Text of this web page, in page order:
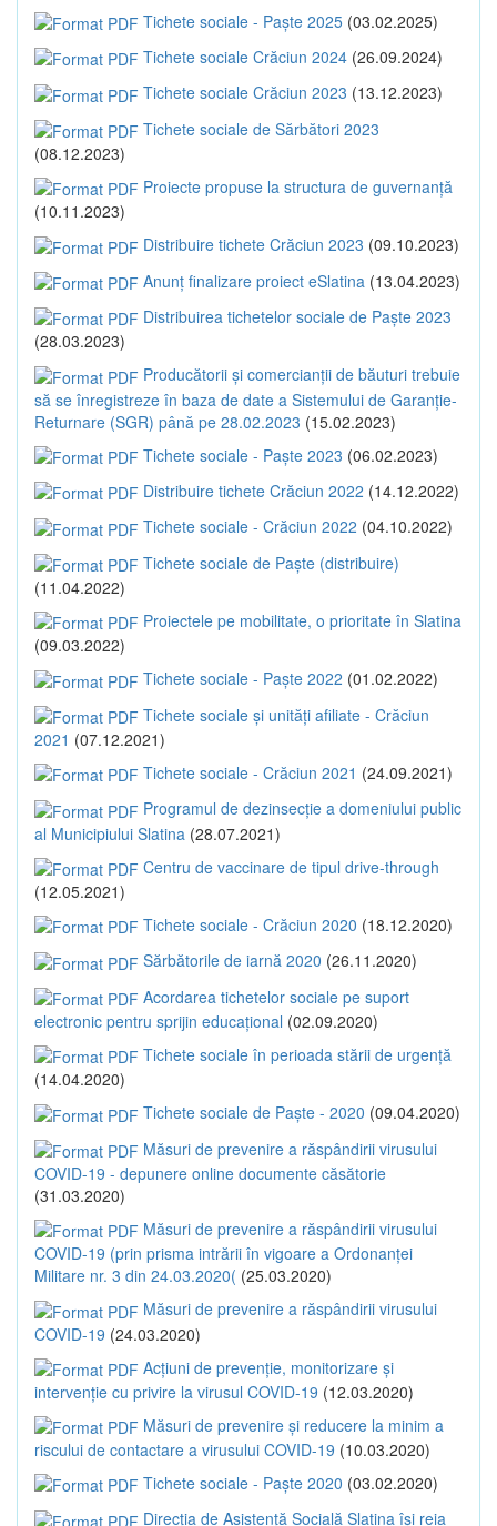
Tichete sociale - Paște 2025 (03.02.2025)
Tichete sociale Crăciun 2024 (26.09.2024)
Tichete sociale Crăciun 2023 (13.12.2023)
Tichete sociale de Sărbători 2023
(08.12.2023)
Proiecte propuse la structura de guvernanță
(10.11.2023)
Distribuire tichete Crăciun 2023 (09.10.2023)
Anunț finalizare proiect eSlatina (13.04.2023)
Distribuirea tichetelor sociale de Paște 2023
(28.03.2023)
Producătorii și comercianții de băuturi trebuie
să se înregistreze în baza de date a Sistemului de Garanție-
Returnare (SGR) până pe 28.02.2023 (15.02.2023)
Tichete sociale - Paște 2023 (06.02.2023)
Distribuire tichete Crăciun 2022 (14.12.2022)
Tichete sociale - Crăciun 2022 (04.10.2022)
Tichete sociale de Paște (distribuire)
(11.04.2022)
Proiectele pe mobilitate, o prioritate în Slatina
(09.03.2022)
Tichete sociale - Paște 2022 (01.02.2022)
Tichete sociale și unități afiliate - Crăciun
2021 (07.12.2021)
Tichete sociale - Crăciun 2021 (24.09.2021)
Programul de dezinsecție a domeniului public
al Municipiului Slatina (28.07.2021)
Centru de vaccinare de tipul drive-through
(12.05.2021)
Tichete sociale - Crăciun 2020 (18.12.2020)
Sărbătorile de iarnă 2020 (26.11.2020)
Acordarea tichetelor sociale pe suport
electronic pentru sprijin educațional (02.09.2020)
Tichete sociale în perioada stării de urgență
(14.04.2020)
Tichete sociale de Paște - 2020 (09.04.2020)
Măsuri de prevenire a răspândirii virusului
COVID-19 - depunere online documente căsătorie
(31.03.2020)
Măsuri de prevenire a răspândirii virusului
COVID-19 (prin prisma intrării în vigoare a Ordonanței
Militare nr. 3 din 24.03.2020( (25.03.2020)
Măsuri de prevenire a răspândirii virusului
COVID-19 (24.03.2020)
Acțiuni de prevenție, monitorizare și
intervenție cu privire la virusul COVID-19 (12.03.2020)
Măsuri de prevenire și reducere la minim a
riscului de contactare a virusului COVID-19 (10.03.2020)
Tichete sociale - Paște 2020 (03.02.2020)
Direcția de Asistență Socială Slatina își reia